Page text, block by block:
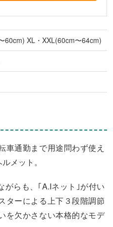
60cm) XL・XXL(60cm〜64cm)
車通勤まで用途問わず使え
メット。
がらも、｢A.Iネット｣が付い
ターによる上下３段階調節
を欠かさない本格的なモデ